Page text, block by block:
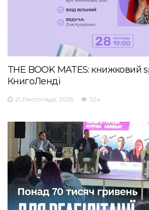
THE BOOK MATES: книжковий
КнигоЛенді
21 Листопада, 2025 324